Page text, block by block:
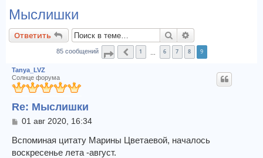
Мыслишки
Ответить Поиск
85 сообщений Страница9 из9
Пред.
1 6 7 8 9
Tanya_LVZ
Солнце форума
Re: Мыслишки
С
о
б
01 авг 2020, 16:34
Вспоминая цитату Марины Цветаевой, началось
воскресенье лета -август.